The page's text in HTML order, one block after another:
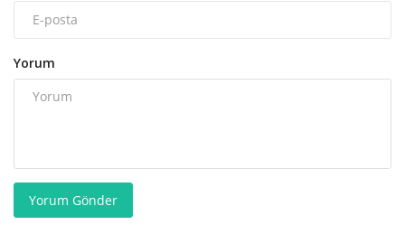
Yorum
Yorum Gönder